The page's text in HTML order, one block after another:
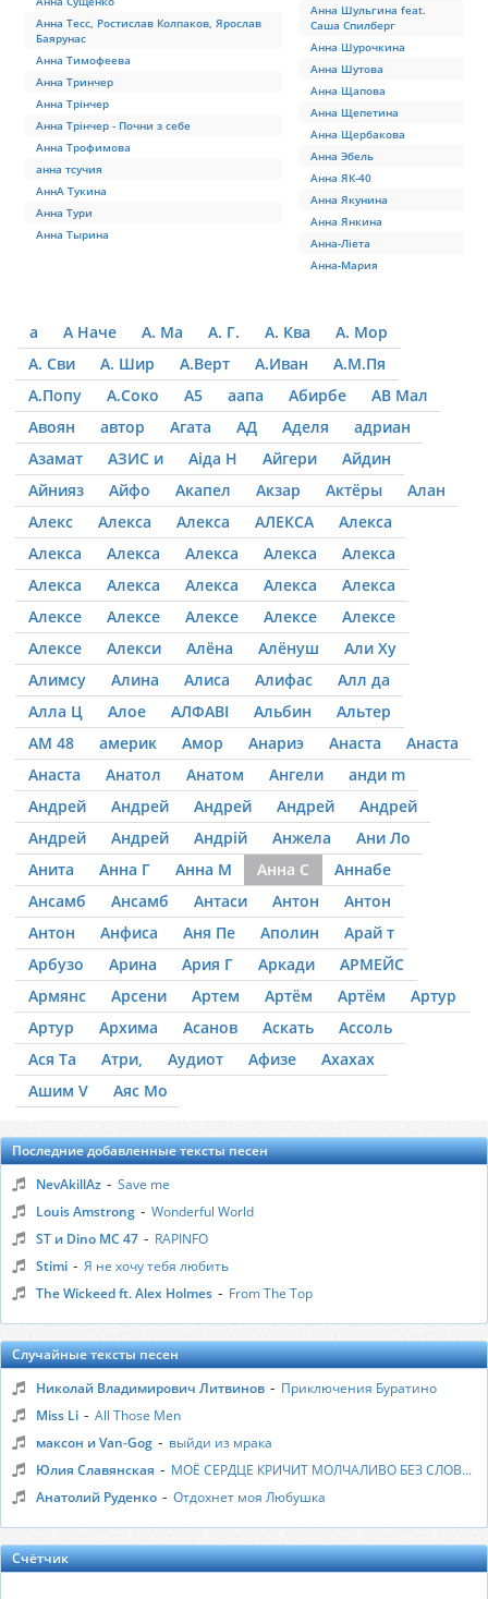
Анна Тесс, Ростислав Колпаков, Ярослав
Баярунас
Анна Тимофеева
Анна Тринчер
Анна Трінчер
Анна Трінчер - Почни з себе
Анна Трофимова
анна тсучия
АннА Тукина
Анна Тури
Анна Тырина
Анна Шульгина feat.
Саша Спилберг
Анна Шурочкина
Анна Шутова
Анна Щапова
Анна Щепетина
Анна Щербакова
Анна Эбель
Анна ЯК-40
Анна Якунина
Анна Янкина
Анна-Лiета
Анна-Мария
а А Наче А. Ма А. Г. А. Ква
А. Мор
А. Сви
А. Шир А.Верт А.Иван
А.М.Пя
А.Попу
А.Соко А5 аапа Абирбе
АВ Мал
Авоян
автор Агата АД Аделя
адриан
Азамат
АЗИС и Аіда Н Айгери
Айдин
Айнияз
Айфо Акапел Акзар Актёры
Алан
Алекс
Алекса Алекса АЛЕКСА
Алекса
Алекса
Алекса Алекса Алекса
Алекса
Алекса
Алекса Алекса Алекса
Алекса
Алексе
Алексе Алексе Алексе
Алексе
Алексе
Алекси Алёна Алёнуш
Али Ху
Алимсу
Алина Алиса Алифас
Алл да
Алла Ц
Алое АЛФАВІ Альбин
Альтер
АМ 48
америк Амор Анариэ Анаста
Анаста
Анаста
Анатол Анатом Ангели
анди m
Андрей
Андрей Андрей Андрей
Андрей
Андрей
Андрей Андрій Анжела
Ани Ло
Анита
Анна Г Анна М Анна С
Аннабе
Ансамб
Ансамб Антаси Антон
Антон
Антон
Анфиса Аня Пе Аполин
Арай т
Арбузо
Арина Ария Г Аркади
АРМЕЙС
Армянс
Арсени Артем Артём Артём
Артур
Артур
Архима Асанов Аскать
Ассоль
Ася Та
Атри, Аудиот Афизе
Ахахах
Ашим V
Аяс Мо
Последние добавленные тексты песен
NevAkillAz - Save me
Louis Amstrong - Wonderful World
ST и Dino MC 47 - RAPINFO
Stimi - Я не хочу тебя любить
The Wickeed ft. Alex Holmes - From The Top
Случайные тексты песен
Николай Владимирович Литвинов - Приключения Буратино
Miss Li - All Those Men
максон и Van-Gog - выйди из мрака
Юлия Славянская - МОЁ СЕРДЦЕ КРИЧИТ МОЛЧАЛИВО БЕЗ СЛОВ...
Анатолий Руденко - Отдохнет моя Любушка
Счётчик